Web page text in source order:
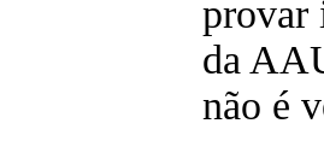
provar
da
não é